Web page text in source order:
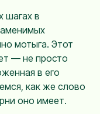
шагах в
мотыга. Этот
— не просто
в его
как же слово
оно имеет.